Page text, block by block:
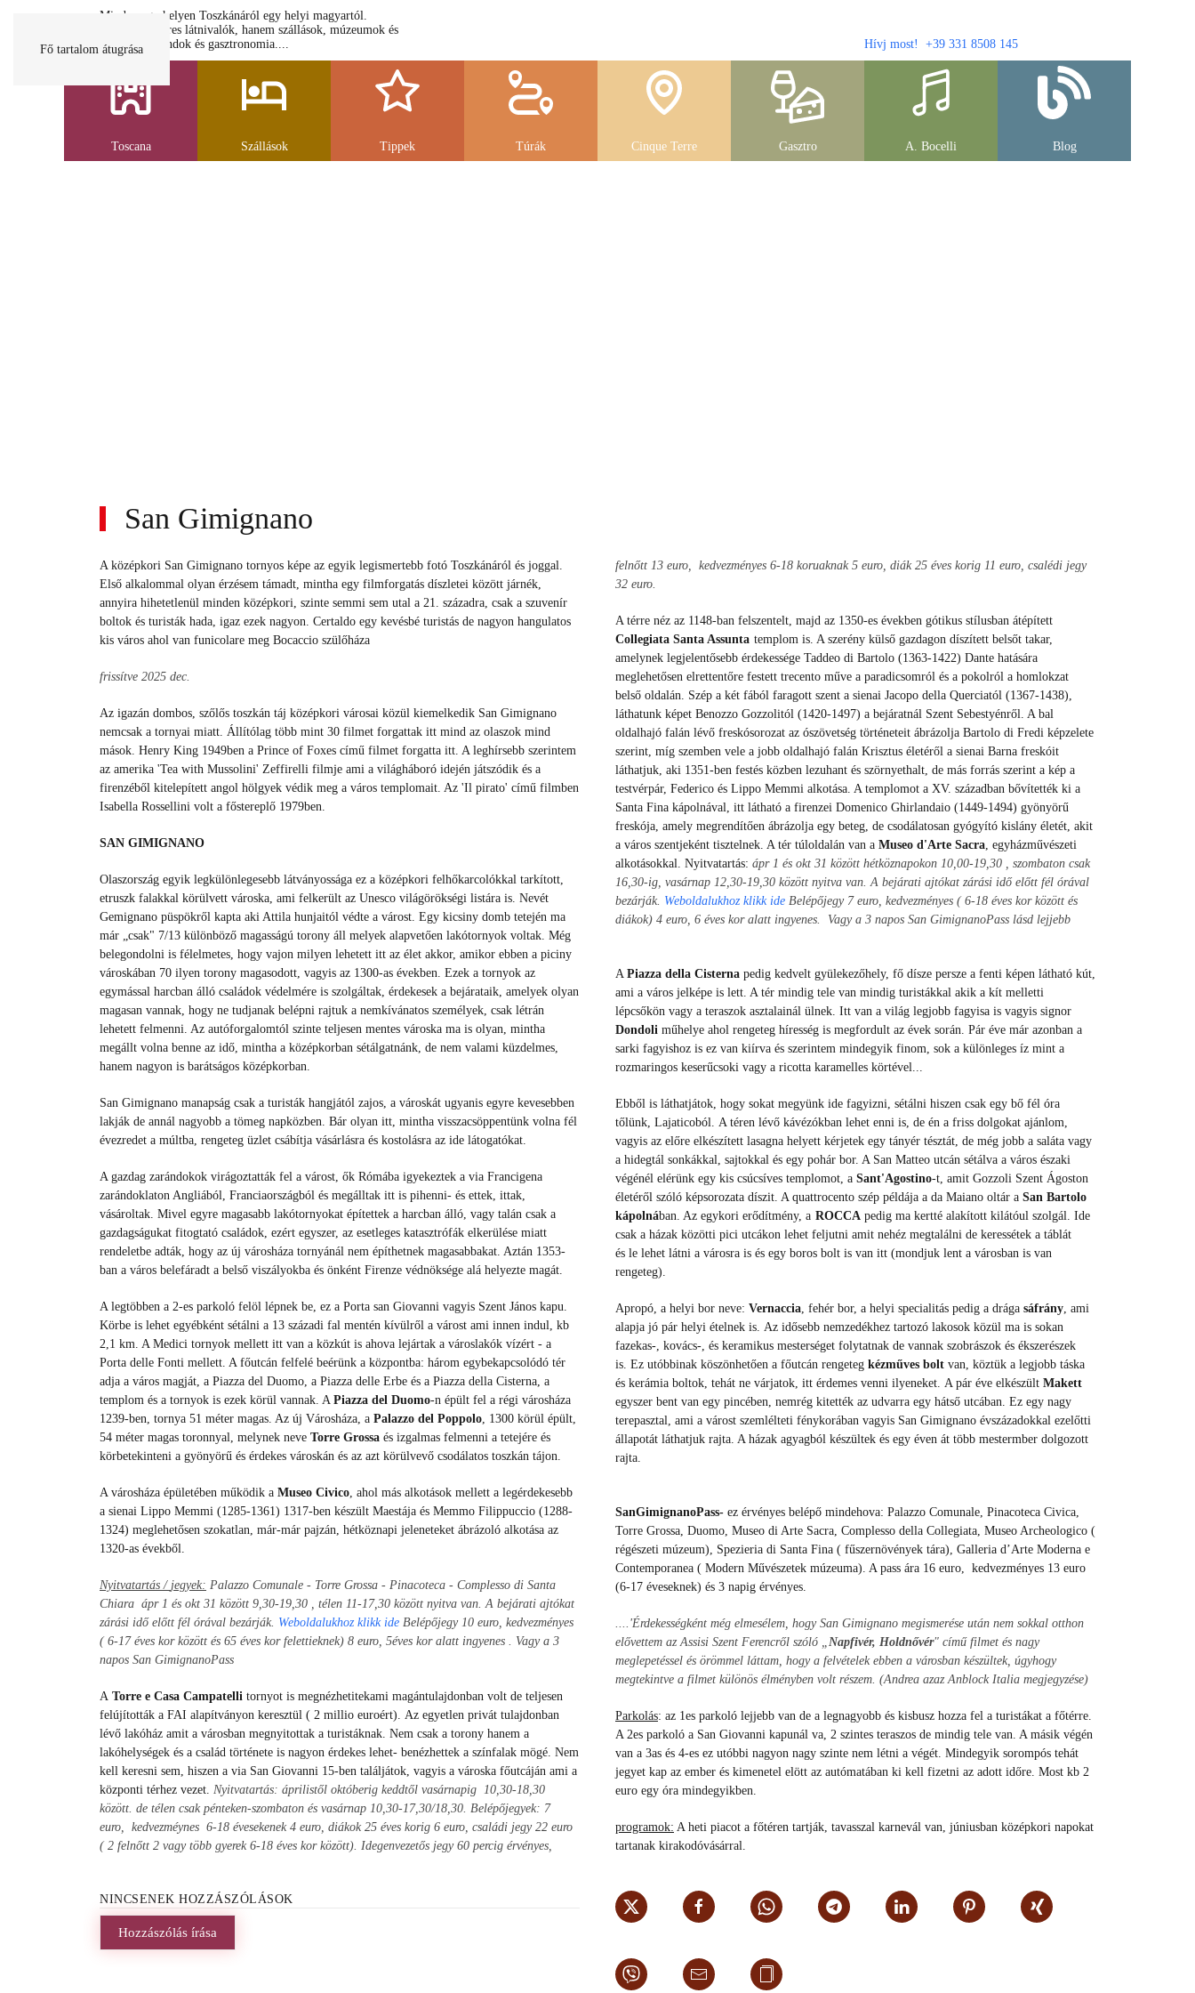
Fő tartalom átugrása
Minden egy helyen Toszkánáról egy helyi magyartól.
Nemcsak a híres látnivalók, hanem szállások, múzeumok és
parkolás, strandok és gasztronomia....
Hívj most! +39 331 8508 145
Toscana Szállások Tippek Túrák Cinque Terre Gasztro A. Bocelli Blog
San Gimignano
A középkori San Gimignano tornyos képe az egyik legismertebb fotó Toszkánáról és joggal.
Első alkalommal olyan érzésem támadt, mintha egy filmforgatás díszletei között járnék,
annyira hihetetlenül minden középkori, szinte semmi sem utal a 21. századra, csak a szuvenír
boltok és turisták hada, igaz ezek nagyon. Certaldo egy kevésbé turistás de nagyon hangulatos
kis város ahol van funicolare meg Bocaccio szülőháza
frissítve 2025 dec.
Az igazán dombos, szőlős toszkán táj középkori városai közül kiemelkedik San Gimignano
nemcsak a tornyai miatt. Állítólag több mint 30 filmet forgattak itt mind az olaszok mind
mások. Henry King 1949ben a Prince of Foxes című filmet forgatta itt. A leghírsebb szerintem
az amerika 'Tea with Mussolini' Zeffirelli filmje ami a világháboró idején játszódik és a
firenzéből kitelepített angol hölgyek védik meg a város templomait. Az 'Il pirato' című filmben
Isabella Rossellini volt a főstereplő 1979ben.
SAN GIMIGNANO
Olaszország egyik legkülönlegesebb látványossága ez a középkori felhőkarcolókkal tarkított,
etruszk falakkal körülvett városka, ami felkerült az Unesco világörökségi listára is. Nevét
Gemignano püspökről kapta aki Attila hunjaitól védte a várost. Egy kicsiny domb tetején ma
már „csak" 7/13 különböző magasságú torony áll melyek alapvetően lakótornyok voltak. Még
belegondolni is félelmetes, hogy vajon milyen lehetett itt az élet akkor, amikor ebben a piciny
városkában 70 ilyen torony magasodott, vagyis az 1300-as években. Ezek a tornyok az
egymással harcban álló családok védelmére is szolgáltak, érdekesek a bejárataik, amelyek olyan
magasan vannak, hogy ne tudjanak belépni rajtuk a nemkívánatos személyek, csak létrán
lehetett felmenni. Az autóforgalomtól szinte teljesen mentes városka ma is olyan, mintha
megállt volna benne az idő, mintha a középkorban sétálgatnánk, de nem valami küzdelmes,
hanem nagyon is barátságos középkorban.
San Gimignano manapság csak a turisták hangjától zajos, a városkát ugyanis egyre kevesebben
lakják de annál nagyobb a tömeg napközben. Bár olyan itt, mintha visszacsöppentünk volna fél
évezredet a múltba, rengeteg üzlet csábítja vásárlásra és kostolásra az ide látogatókat.
A gazdag zarándokok virágoztatták fel a várost, ők Rómába igyekeztek a via Francigena
zarándoklaton Angliából, Franciaországból és megálltak itt is pihenni- és ettek, ittak,
vásároltak. Mivel egyre magasabb lakótornyokat építettek a harcban álló, vagy talán csak a
gazdagságukat fitogtató családok, ezért egyszer, az esetleges katasztrófák elkerülése miatt
rendeletbe adták, hogy az új városháza tornyánál nem építhetnek magasabbakat. Aztán 1353-
ban a város belefáradt a belső viszályokba és önként Firenze védnöksége alá helyezte magát.
A legtöbben a 2-es parkoló felöl lépnek be, ez a Porta san Giovanni vagyis Szent János kapu.
Körbe is lehet egyébként sétálni a 13 századi fal mentén kívülről a várost ami innen indul, kb
2,1 km. A Medici tornyok mellett itt van a közkút is ahova lejártak a városlakók vízért - a
Porta delle Fonti mellett. A főutcán felfelé beérünk a központba: három egybekapcsolódó tér
adja a város magját, a Piazza del Duomo, a Piazza delle Erbe és a Piazza della Cisterna, a
templom és a tornyok is ezek körül vannak. A Piazza del Duomo-n épült fel a régi városháza
1239-ben, tornya 51 méter magas. Az új Városháza, a Palazzo del Poppolo, 1300 körül épült,
54 méter magas toronnyal, melynek neve Torre Grossa és izgalmas felmenni a tetejére és
körbetekinteni a gyönyörű és érdekes városkán és az azt körülvevő csodálatos toszkán tájon.
A városháza épületében működik a Museo Civico, ahol más alkotások mellett a legérdekesebb
a sienai Lippo Memmi (1285-1361) 1317-ben készült Maestája és Memmo Filippuccio (1288-
1324) meglehetősen szokatlan, már-már pajzán, hétköznapi jeleneteket ábrázoló alkotása az
1320-as évekből.
Nyitvatartás / jegyek: Palazzo Comunale - Torre Grossa - Pinacoteca - Complesso di Santa
Chiara ápr 1 és okt 31 között 9,30-19,30 , télen 11-17,30 között nyitva van. A bejárati ajtókat
zárási idő előtt fél órával bezárják. Weboldalukhoz klikk ide Belépőjegy 10 euro, kedvezményes
( 6-17 éves kor között és 65 éves kor felettieknek) 8 euro, 5éves kor alatt ingyenes . Vagy a 3
napos San GimignanoPass
A Torre e Casa Campatelli tornyot is megnézhetitekami magántulajdonban volt de teljesen
felújították a FAI alapítványon keresztül ( 2 millio euroért). Az egyetlen privát tulajdonban
lévő lakóház amit a városban megnyitottak a turistáknak. Nem csak a torony hanem a
lakóhelységek és a család története is nagyon érdekes lehet- benézhettek a színfalak mögé. Nem
kell keresni sem, hiszen a via San Giovanni 15-ben találjátok, vagyis a városka főutcáján ami a
központi térhez vezet. Nyitvatartás: áprilistől októberig keddtől vasárnapig 10,30-18,30
között. de télen csak pénteken-szombaton és vasárnap 10,30-17,30/18,30. Belépőjegyek: 7
euro, kedvezméynes 6-18 évesekenek 4 euro, diákok 25 éves korig 6 euro, családi jegy 22 euro
( 2 felnőtt 2 vagy több gyerek 6-18 éves kor között). Idegenvezetős jegy 60 percig érvényes,
felnőtt 13 euro, kedvezményes 6-18 koruaknak 5 euro, diák 25 éves korig 11 euro, csalédi jegy
32 euro.
A térre néz az 1148-ban felszentelt, majd az 1350-es években gótikus stílusban átépített
Collegiata Santa Assunta templom is. A szerény külső gazdagon díszített belsőt takar,
amelynek legjelentősebb érdekessége Taddeo di Bartolo (1363-1422) Dante hatására
meglehetősen elrettentőre festett trecento műve a paradicsomról és a pokolról a homlokzat
belső oldalán. Szép a két fából faragott szent a sienai Jacopo della Querciatól (1367-1438),
láthatunk képet Benozzo Gozzolitól (1420-1497) a bejáratnál Szent Sebestyénről. A bal
oldalhajó falán lévő freskósorozat az ószövetség történeteit ábrázolja Bartolo di Fredi képzelete
szerint, míg szemben vele a jobb oldalhajó falán Krisztus életéről a sienai Barna freskóit
láthatjuk, aki 1351-ben festés közben lezuhant és szörnyethalt, de más forrás szerint a kép a
testvérpár, Federico és Lippo Memmi alkotása. A templomot a XV. században bővítették ki a
Santa Fina kápolnával, itt látható a firenzei Domenico Ghirlandaio (1449-1494) gyönyörű
freskója, amely megrendítően ábrázolja egy beteg, de csodálatosan gyógyító kislány életét, akit
a város szentjeként tisztelnek. A tér túloldalán van a Museo d'Arte Sacra, egyházművészeti
alkotásokkal. Nyitvatartás: ápr 1 és okt 31 között hétköznapokon 10,00-19,30 , szombaton csak
16,30-ig, vasárnap 12,30-19,30 között nyitva van. A bejárati ajtókat zárási idő előtt fél órával
bezárják. Weboldalukhoz klikk ide Belépőjegy 7 euro, kedvezményes ( 6-18 éves kor között és
diákok) 4 euro, 6 éves kor alatt ingyenes.
Vagy a 3 napos San GimignanoPass lásd lejjebb
A Piazza della Cisterna pedig kedvelt gyülekezőhely, fő dísze persze a fenti képen látható kút,
ami a város jelképe is lett. A tér mindig tele van mindig turistákkal akik a kít melletti
lépcsőkön vagy a teraszok asztalainál ülnek. Itt van a világ legjobb fagyisa is vagyis signor
Dondoli műhelye ahol rengeteg híresség is megfordult az évek során. Pár éve már azonban a
sarki fagyishoz is ez van kiírva és szerintem mindegyik finom, sok a különleges íz mint a
rozmaringos keserűcsoki vagy a ricotta karamelles körtével...
Ebből is láthatjátok, hogy sokat megyünk ide fagyizni, sétálni hiszen csak egy bő fél óra
tőlünk, Lajaticoból. A téren lévő kávézókban lehet enni is, de én a friss dolgokat ajánlom,
vagyis az előre elkészített lasagna helyett kérjetek egy tányér tésztát, de még jobb a saláta vagy
a hidegtál sonkákkal, sajtokkal és egy pohár bor. A San Matteo utcán sétálva a város északi
végénél elérünk egy kis csúcsíves templomot, a Sant'Agostino-t, amit Gozzoli Szent Ágoston
életéről szóló képsorozata díszit. A quattrocento szép példája a da Maiano oltár a San Bartolo
kápolnában. Az egykori erődítmény, a ROCCA pedig ma kertté alakított kilátóul szolgál. Ide
csak a házak közötti pici utcákon lehet feljutni amit nehéz megtalálni de keressétek a táblát
és le lehet látni a városra is és egy boros bolt is van itt (mondjuk lent a városban is van
rengeteg).
Apropó, a helyi bor neve: Vernaccia, fehér bor, a helyi specialitás pedig a drága sáfrány, ami
alapja jó pár helyi ételnek is. Az idősebb nemzedékhez tartozó lakosok közül ma is sokan
fazekas-, kovács-, és keramikus mesterséget folytatnak de vannak szobrászok és ékszerészek
is. Ez utóbbinak köszönhetően a főutcán rengeteg kézműves bolt van, köztük a legjobb táska
és kerámia boltok, tehát ne várjatok, itt érdemes venni ilyeneket. A pár éve elkészült Makett
egyszer bent van egy pincében, nemrég kitették az udvarra egy hátső utcában. Ez egy nagy
terepasztal, ami a várost szemlélteti fénykorában vagyis San Gimignano évszázadokkal ezelőtti
állapotát láthatjuk rajta. A házak agyagból készültek és egy éven át több mestermber dolgozott
rajta.
SanGimignanoPass- ez érvényes belépő mindehova: Palazzo Comunale, Pinacoteca Civica,
Torre Grossa, Duomo, Museo di Arte Sacra, Complesso della Collegiata, Museo Archeologico (
régészeti múzeum), Spezieria di Santa Fina ( fűszernövények tára), Galleria d’Arte Moderna e
Contemporanea ( Modern Művészetek múzeuma). A pass ára 16 euro, kedvezményes 13 euro
(6-17 éveseknek) és 3 napig érvényes.
....'Érdekességként még elmesélem, hogy San Gimignano megismerése után nem sokkal otthon
elővettem az Assisi Szent Ferencről szóló „Napfivér, Holdnővér" című filmet és nagy
meglepetéssel és örömmel láttam, hogy a felvételek ebben a városban készültek, úgyhogy
megtekintve a filmet különös élményben volt részem. (Andrea azaz Anblock Italia megjegyzése)
Parkolás: az 1es parkoló lejjebb van de a legnagyobb és kisbusz hozza fel a turistákat a főtérre.
A 2es parkoló a San Giovanni kapunál va, 2 szintes teraszos de mindig tele van. A másik végén
van a 3as és 4-es ez utóbbi nagyon nagy szinte nem létni a végét. Mindegyik sorompós tehát
jegyet kap az ember és kimenetel elött az autómatában ki kell fizetni az adott időre. Most kb 2
euro egy óra mindegyikben.
programok: A heti piacot a főtéren tartják, tavasszal karnevál van, júniusban középkori napokat
tartanak kirakodóvásárral.
NINCSENEK HOZZÁSZÓLÁSOK
Hozzászólás írása